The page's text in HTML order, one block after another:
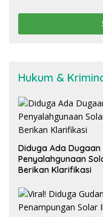
Hukum &
Diduga Ada Dugaan
Penyalahgunaan
Berikan Klarifikasi